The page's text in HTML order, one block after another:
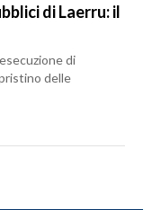
di Laerru: il
di
delle